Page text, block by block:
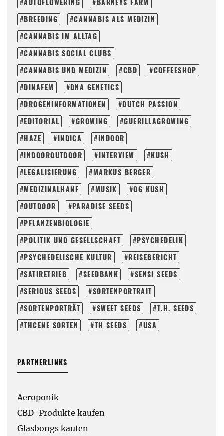
AUTOFLOWERING
BARNEYS FARM
BREEDING
CANNABIS ALS MEDIZIN
CANNABIS IM ALLTAG
CANNABIS SOCIAL CLUBS
CANNABIS UND MEDIZIN
CBD
COFFEESHOP
DINAFEM
DNA GENETICS
DROGENINFORMATIONEN
DUTCH PASSION
EDITORIAL
GROWING
GUERILLAGROWING
HAZE
INDICA
INDOOR
INDOOROUTDOOR
INTERVIEW
KUSH
LEGALISIERUNG
MARKUS BERGER
MEDIZINALHANF
MUSIK
OG KUSH
OUTDOOR
PARADISE SEEDS
PFLANZENBIOLOGIE
POLITIK UND GESELLSCHAFT
PSYCHEDELIK
PSYCHEDELISCHE KULTUR
REISEBERICHT
SATIRETRIEB
SEEDBANK
SENSI SEEDS
SERIOUS SEEDS
SORTENPORTRAIT
SORTENPORTRÄT
SWEET SEEDS
T.H. SEEDS
THCENE SORTEN
TH SEEDS USA
PARTNERLINKS
Aeroponik
CBD-Produkte kaufen
Glasbongs kaufen